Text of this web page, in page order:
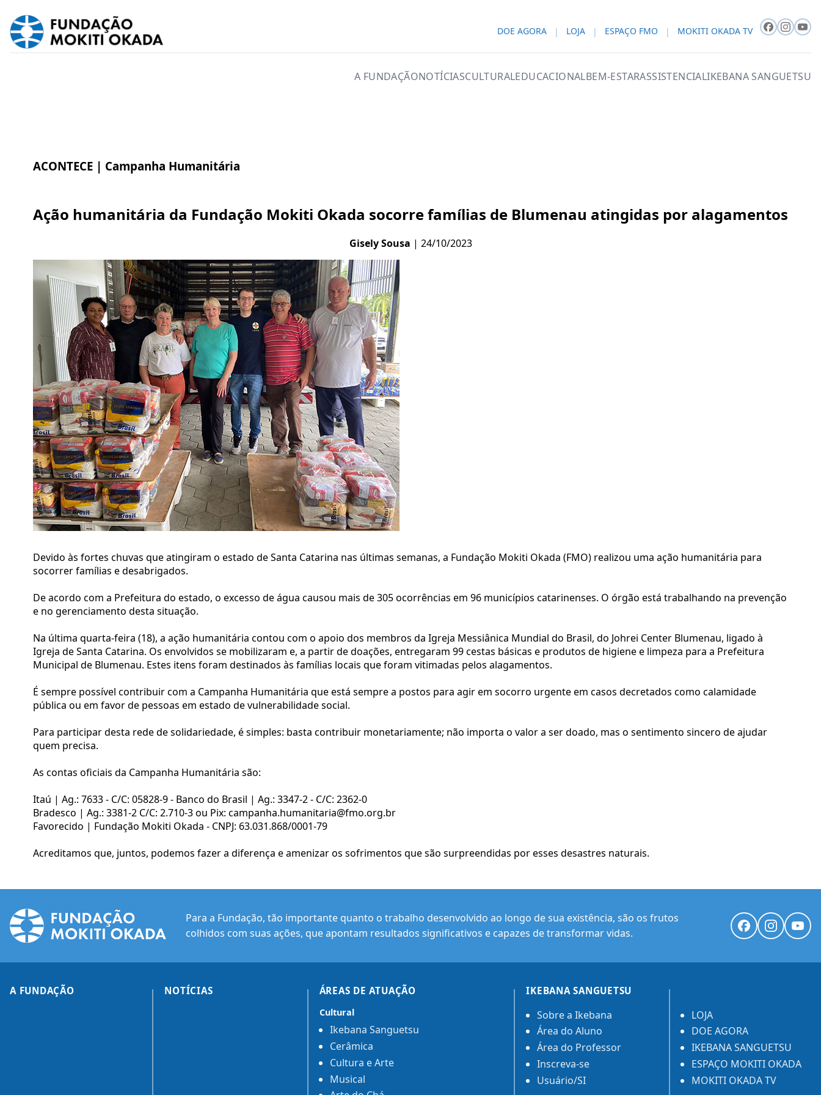
DOE AGORA LOJA ESPAÇO FMO MOKITI OKADA TV
A FUNDAÇÃONOTÍCIASCULTURALEDUCACIONALBEM-ESTARASSISTENCIALIKEBANA SANGUETSU
ACONTECE | Campanha Humanitária
Ação humanitária da Fundação Mokiti Okada socorre famílias de Blumenau atingidas por alagamentos
Gisely Sousa | 24/10/2023
Devido às fortes chuvas que atingiram o estado de Santa Catarina nas últimas semanas, a Fundação Mokiti Okada (FMO) realizou uma ação humanitária para
socorrer famílias e desabrigados.
De acordo com a Prefeitura do estado, o excesso de água causou mais de 305 ocorrências em 96 municípios catarinenses. O órgão está trabalhando na prevenção
e no gerenciamento desta situação.
Na última quarta-feira (18), a ação humanitária contou com o apoio dos membros da Igreja Messiânica Mundial do Brasil, do Johrei Center Blumenau, ligado à
Igreja de Santa Catarina. Os envolvidos se mobilizaram e, a partir de doações, entregaram 99 cestas básicas e produtos de higiene e limpeza para a Prefeitura
Municipal de Blumenau. Estes itens foram destinados às famílias locais que foram vitimadas pelos alagamentos.
É sempre possível contribuir com a Campanha Humanitária que está sempre a postos para agir em socorro urgente em casos decretados como calamidade
pública ou em favor de pessoas em estado de vulnerabilidade social.
Para participar desta rede de solidariedade, é simples: basta contribuir monetariamente; não importa o valor a ser doado, mas o sentimento sincero de ajudar
quem precisa.
As contas oficiais da Campanha Humanitária são:
Itaú | Ag.: 7633 - C/C: 05828-9 - Banco do Brasil | Ag.: 3347-2 - C/C: 2362-0
Bradesco | Ag.: 3381-2 C/C: 2.710-3 ou Pix: campanha.humanitaria@fmo.org.br
Favorecido | Fundação Mokiti Okada - CNPJ: 63.031.868/0001-79
Acreditamos que, juntos, podemos fazer a diferença e amenizar os sofrimentos que são surpreendidas por esses desastres naturais.
Para a Fundação, tão importante quanto o trabalho desenvolvido ao longo de sua existência, são os frutos
colhidos com suas ações, que apontam resultados significativos e capazes de transformar vidas.
A FUNDAÇÃO NOTÍCIAS ÁREAS DE ATUAÇÃO
Cultural
Ikebana Sanguetsu
Cerâmica
Cultura e Arte
Musical
IKEBANA SANGUETSU
Sobre a Ikebana
Área do Aluno
Área do Professor
Inscreva-se
Usuário/SI
LOJA
DOE AGORA
IKEBANA SANGUETSU
ESPAÇO MOKITI OKADA
MOKITI OKADA TV